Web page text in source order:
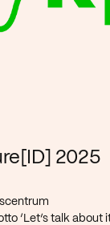
2025
‘Let’s talk about